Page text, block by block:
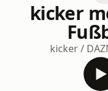
kicker
kicker /